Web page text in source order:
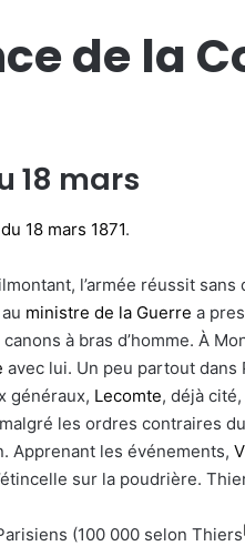
de la
18 mars
18 mars 1871.
l’armée réussit
ministre de la Guerre a
à bras d’homme. À
avec lui. Un peu partout
généraux, Lecomte, déjà
malgré les ordres contraires
Apprenant les événements,
sur la poudrière.
(100 000 selon Thiers